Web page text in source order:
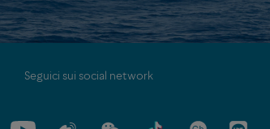
Seguici sui social network